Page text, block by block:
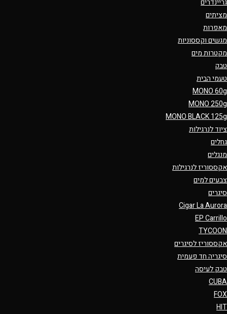
גריינדרים
מציתים
מאפרות
מגשים וקססוניות
מקטרות מים
טבק
טעמי הבית
MONO 60g
MONO 250g
MONO BLACK 125g
ציוד לנרגילות
גחלים
מנגלים
אקססוריז לנרגילות
צבעים למים
סיגרים
Cigar La Aurora
EP Carrillo
TYCOON
אקססוריז לסיגרים
סיגריה חד פעמית
טבק לעיסה
CUBA
FOX
HIT